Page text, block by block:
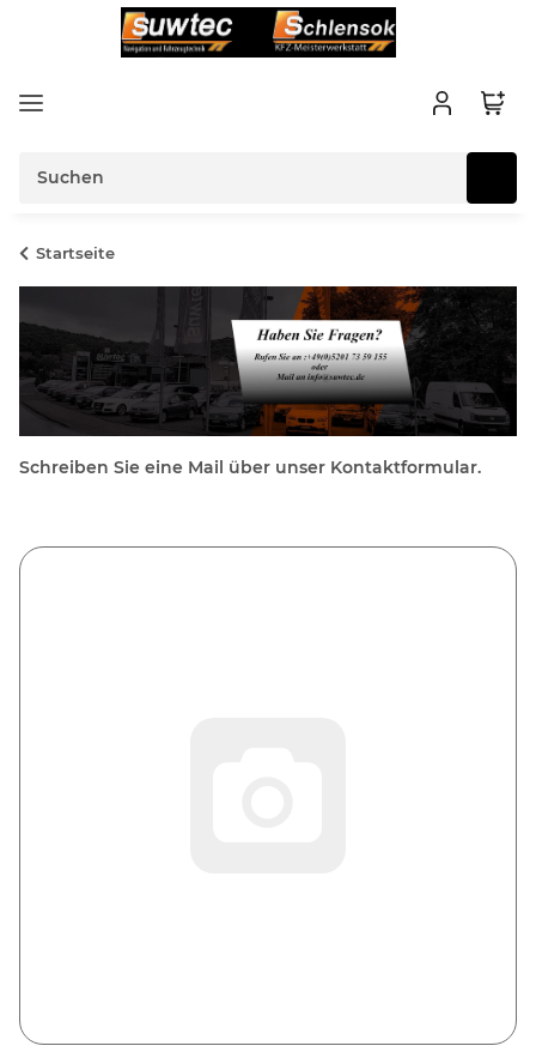
Startseite
Schreiben Sie eine Mail über unser Kontaktformular.